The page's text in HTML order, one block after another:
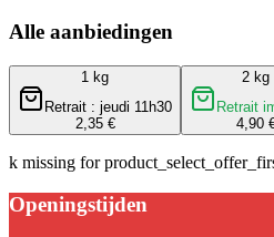
Alle aanbiedingen
1 kg
Retrait : jeudi 11h30
2,35 €
2 kg
Retrait
4,90
k missing for
Openingstijden